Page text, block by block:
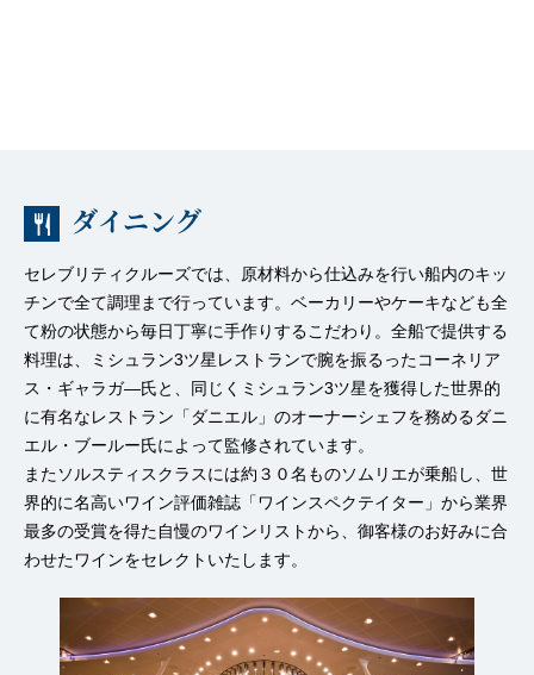
ダイニング
セレブリティクルーズでは、原材料から仕込みを行い船内のキッ
チンで全て調理まで行っています。ベーカリーやケーキなども全
て粉の状態から毎日丁寧に手作りするこだわり。全船で提供する
料理は、ミシュラン3ツ星レストランで腕を振るったコーネリア
ス・ギャラガ―氏と、同じくミシュラン3ツ星を獲得した世界的
に有名なレストラン「ダニエル」のオーナーシェフを務めるダニ
エル・ブールー氏によって監修されています。
またソルスティスクラスには約３０名ものソムリエが乗船し、世
界的に名高いワイン評価雑誌「ワインスペクテイター」から業界
最多の受賞を得た自慢のワインリストから、御客様のお好みに合
わせたワインをセレクトいたします。